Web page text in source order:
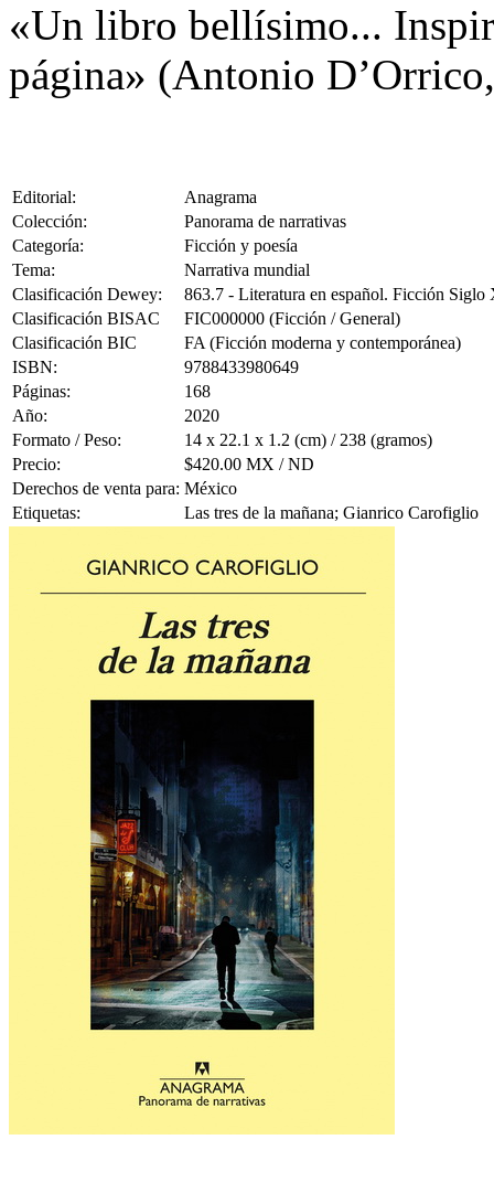
«Un libro bellísimo...
página» (Antonio
Editorial:
Anagrama
Colección:
Panorama de narrativas
Categoría:
Ficción y poesía
Tema:
Narrativa mundial
Clasificación Dewey:
863.7 - Literatura en español. Ficción
Clasificación BISAC
FIC000000 (Ficción / General)
Clasificación BIC
FA (Ficción moderna y contemporánea)
ISBN:
9788433980649
Páginas:
168
Año:
2020
Formato / Peso:
14 x 22.1 x 1.2 (cm) / 238 (gramos)
Precio:
$420.00 MX / ND
Derechos de venta para: México
Etiquetas:
Las tres de la mañana; Gianrico Carofiglio